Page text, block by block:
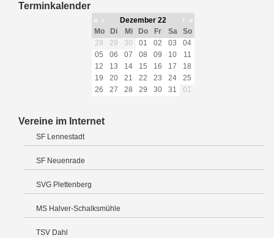
Terminkalender
« ‹ Dezember 22 ›
»
Mo
Di Mi Do Fr Sa
So
28
29 30 01 02 03
04
05
06 07 08 09 10
11
12
13 14 15 16 17
18
19
20 21 22 23 24
25
26
27 28 29 30 31 01
Vereine im Internet
SF Lennestadt
SF Neuenrade
SVG Plettenberg
MS Halver-Schalksmühle
TSV Dahl